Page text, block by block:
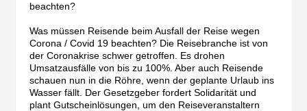
beachten?
Was müssen Reisende beim Ausfall der Reise wegen
Corona / Covid 19 beachten? Die Reisebranche ist von
der Coronakrise schwer getroffen. Es drohen
Umsatzausfälle von bis zu 100%. Aber auch Reisende
schauen nun in die Röhre, wenn der geplante Urlaub ins
Wasser fällt. Der Gesetzgeber fordert Solidarität und
plant Gutscheinlösungen, um den Reiseveranstaltern